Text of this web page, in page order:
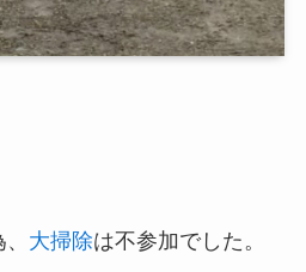
大掃除は不参加でした。